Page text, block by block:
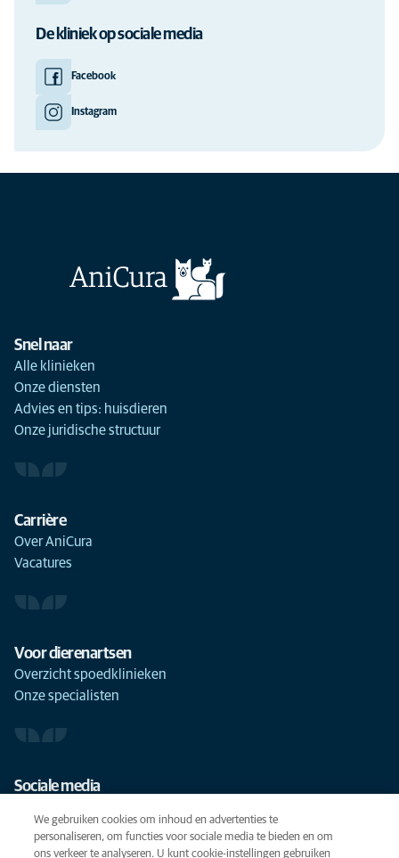
De kliniek op sociale media
Facebook
Instagram
Snel naar
Alle klinieken
Onze diensten
Advies en tips: huisdieren
Onze juridische structuur
Carrière
Over AniCura
Vacatures
Voor dierenartsen
Overzicht spoedklinieken
Onze specialisten
Sociale media
We gebruiken cookies om inhoud en advertenties te
personaliseren, om functies voor sociale media te bieden en om
ons verkeer te analyseren. U kunt cookie-instellingen gebruiken